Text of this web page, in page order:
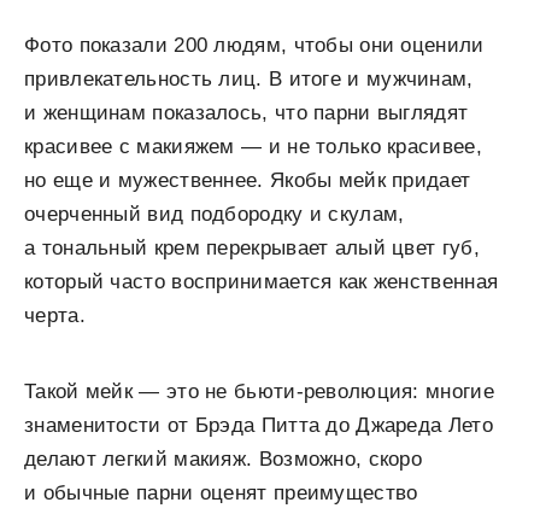
Фото показали 200 людям, чтобы они оценили
привлекательность лиц. В итоге и мужчинам,
и женщинам показалось, что парни выглядят
красивее с макияжем — и не только красивее,
но еще и мужественнее. Якобы мейк придает
очерченный вид подбородку и скулам,
а тональный крем перекрывает алый цвет губ,
который часто воспринимается как женственная
черта.
Такой мейк — это не бьюти-революция: многие
знаменитости от Брэда Питта до Джареда Лето
делают легкий макияж. Возможно, скоро
и обычные парни оценят преимущество